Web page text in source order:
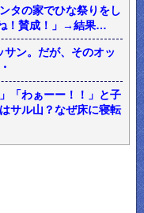
タの家でひな祭りをし
！賛成！」→結果…
ン。だが、そのオッ
「わぁーー！！」と子
サル山？なぜ床に寝転